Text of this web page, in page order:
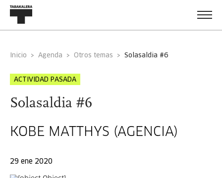
Inicio Agenda Otros temas solasaldia #6
ACTIVIDAD PASADA
Solasaldia #6
KOBE MATTHYS (AGENCIA)
29 ene 2020